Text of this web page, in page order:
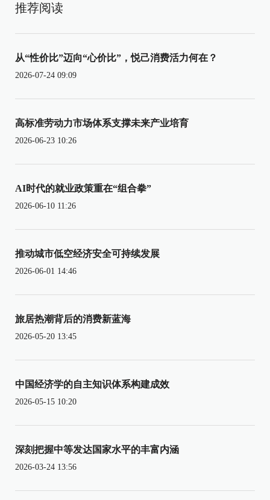
推荐阅读
从“性价比”迈向“心价比”，悦己消费活力何在？
2026-07-24 09:09
高标准劳动力市场体系支撑未来产业培育
2026-06-23 10:26
AI时代的就业政策重在“组合拳”
2026-06-10 11:26
推动城市低空经济安全可持续发展
2026-06-01 14:46
旅居热潮背后的消费新蓝海
2026-05-20 13:45
中国经济学的自主知识体系构建成效
2026-05-15 10:20
深刻把握中等发达国家水平的丰富内涵
2026-03-24 13:56